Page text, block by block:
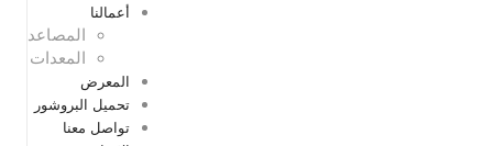
أعمالنا
المصاعد
المعدات
المعرض
تحميل البروشور
تواصل معنا